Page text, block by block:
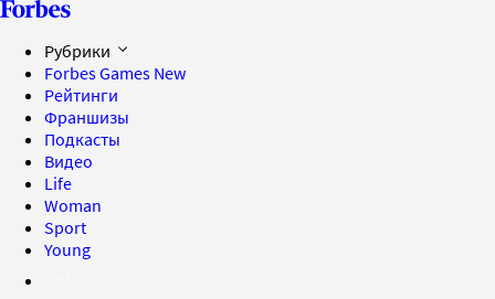
Рубрики
Forbes Games New
Рейтинги
Франшизы
Подкасты
Видео
Life
Woman
Sport
Young